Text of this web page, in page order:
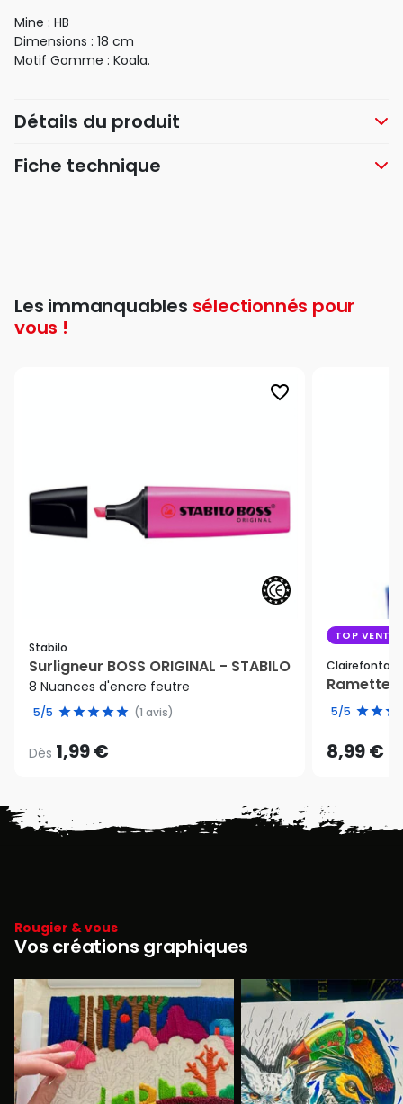
Mine : HB
Dimensions : 18 cm
Motif Gomme : Koala.
Détails du produit
Fiche technique
Les immanquables sélectionnés pour
vous !
favorite_border
Stabilo
Surligneur BOSS ORIGINAL - STABILO
8 Nuances d'encre feutre
5/5 (1 avis)
Dès 1,99 €
TOP VENTE
Ramette
5/5
8,99 €
Rougier & vous
Vos créations graphiques